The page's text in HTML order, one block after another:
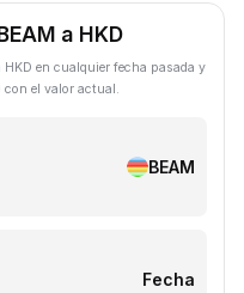
a HKD
en cualquier fecha pasada y
con el valor actual.
BEAM
Fecha